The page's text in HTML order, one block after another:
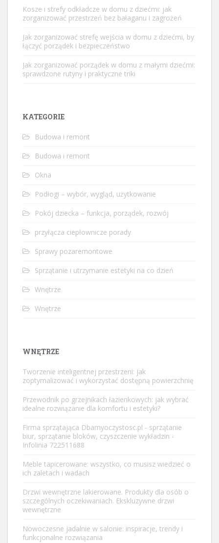
Kosze i strefy odkładcze w domu z dziećmi: jak
zorganizować przestrzeń bez bałaganu i zagrożeń
Jak zorganizować strefę wejścia w domu z dziećmi, by
łączyć porządek i bezpieczeństwo
Jak zorganizować porządek w domu z małymi dziećmi:
sprawdzone rutyny i praktyczne triki
KATEGORIE
Budowa i remont
Budowa i remont
Okna
Podłogi – wybór, wygląd, użytkowanie
Pokój dziecka – funkcja, porządek, rozwój
przyłącza ciepłownicze porady
Sprawy pozaremontowe
Sprzątanie i utrzymanie estetyki na co dzień
Wnętrze
Wnętrze
WNĘTRZE
Tworzenie inteligentnej przestrzeni: jak
zoptymalizować i wykorzystać dostępną powierzchnię
Przewodnik po grzejnikach łazienkowych: jak wybrać
idealne rozwiązanie dla komfortu i estetyki?
Firma sprzątająca Dbamyoczystosc.pl - sprzątanie
biur, sprzątanie bloków, czyszczenie wykładzin -
Infolinia 722511688
Meble tapicerowane: wszystko, co musisz wiedzieć o
ich zaletach i wadach
Drzwi wewnętrzne lakierowane. Produkty dla osób o
szczególnych oczekiwaniach. Ekskluzywne drzwi
wewnętrzne
Nowoczesne jadalnie w salonie: inspiracje, trendy i
funkcjonalne rozwiązania